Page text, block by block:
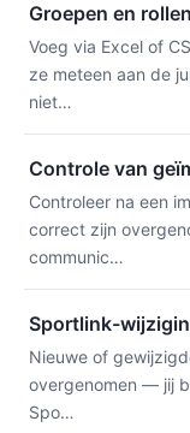
Groepen en
Voeg via Excel of
ze meteen aan de
niet…
Controle van
Controleer na een
correct zijn
communic…
Sportlink-
Nieuwe of
overgenomen — jij
Spo…